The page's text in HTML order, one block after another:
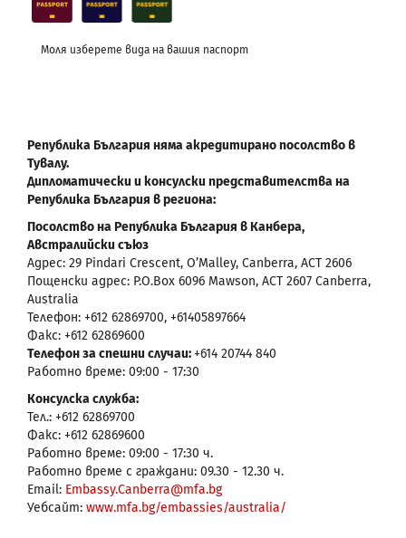
Моля изберете вида на вашия паспорт
Република България няма акредитирано посолство в
Тувалу.
Дипломатически и консулски представителства на
Република България в региона:
Посолство на Република България в Канбера,
Австралийски съюз
Адрес: 29 Pindari Crescent, O’Malley, Canberra, ACT 2606
Пощенски адрес: P.O.Box 6096 Mawson, ACT 2607 Canberra,
Australia
Телефон: +612 62869700, +61405897664
Факс: +612 62869600
Телефон за спешни случаи:+614 20744 840
Работно време: 09:00 - 17:30
Консулска служба:
Тел.: +612 62869700
Факс: +612 62869600
Работно време: 09:00 - 17:30 ч.
Работно време с граждани: 09.30 - 12.30 ч.
Email: Embassy.Canberra@mfa.bg
Уебсайт: www.mfa.bg/embassies/australia/